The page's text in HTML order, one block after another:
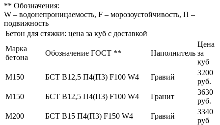
** Обозначения:
W – водонепроницаемость, F – морозоустойчивость, П –
подвижность
Бетон для стяжки: цена за куб с доставкой
Марка
бетона
Обозначение ГОСТ ** Наполнитель
Цена
за
куб
М150
БСТ В12,5 П4(П3) F100 W4 Гравий
3200
руб.
М150
БСТ В12,5 П4(П3) F100 W4 Гранит
3630
руб.
М200
БСТ В15 П4(П3) F150 W4 Гравий
3340
руб